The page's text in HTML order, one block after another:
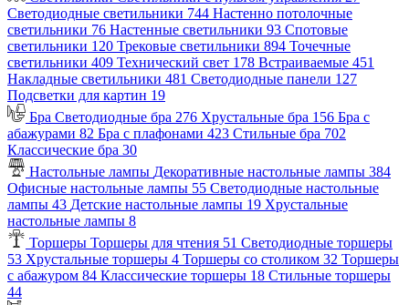
Светодиодные светильники 744 Настенно потолочные
светильники 76 Настенные светильники 93 Спотовые
светильники 120 Трековые светильники 894 Точечные
светильники 409 Технический свет 178 Встраиваемые 451
Накладные светильники 481 Светодиодные панели 127
Подсветки для картин 19
Бра Светодиодные бра 276 Хрустальные бра 156 Бра с
абажурами 82 Бра с плафонами 423 Стильные бра 702
Классические бра 30
Настольные лампы Декоративные настольные лампы 384
Офисные настольные лампы 55 Светодиодные настольные
лампы 43 Детские настольные лампы 19 Хрустальные
настольные лампы 8
Торшеры Торшеры для чтения 51 Светодиодные торшеры
53 Хрустальные торшеры 4 Торшеры со столиком 32 Торшеры
с абажуром 84 Классические торшеры 18 Стильные торшеры
44